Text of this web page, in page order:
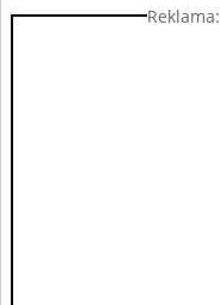
Reklama: